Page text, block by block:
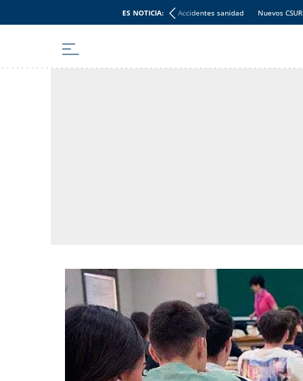
ES NOTICIA: Accidentes sanidad Nuevos CSUR